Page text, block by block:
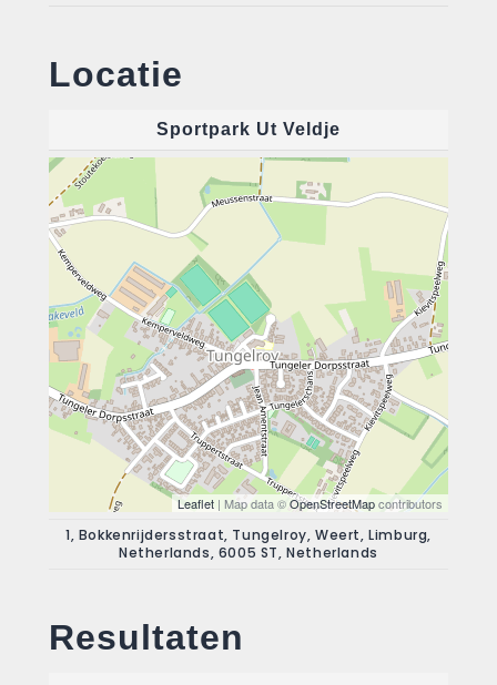
Locatie
Sportpark Ut Veldje
Leaflet | Map data ©OpenStreetMapcontributors
1, Bokkenrijdersstraat, Tungelroy, Weert, Limburg,
Netherlands, 6005 ST, Netherlands
Resultaten